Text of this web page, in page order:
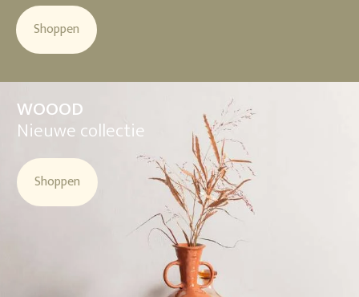
Shoppen
WOOOD
Nieuwe collectie
Shoppen